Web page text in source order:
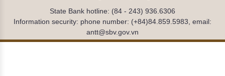
State Bank hotline: (84 - 243) 936.6306
Information security: phone number: (+84)84.859.5983, email:
antt@sbv.gov.vn